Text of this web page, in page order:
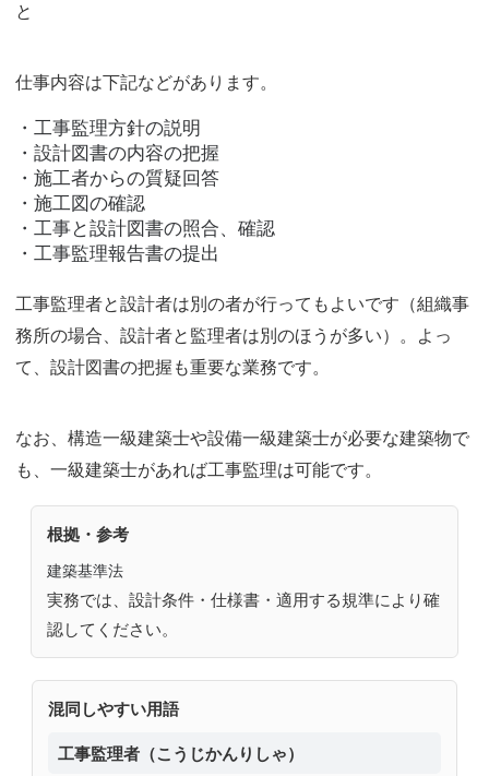
と
仕事内容は下記などがあります。
・工事監理方針の説明
・設計図書の内容の把握
・施工者からの質疑回答
・施工図の確認
・工事と設計図書の照合、確認
・工事監理報告書の提出
工事監理者と設計者は別の者が行ってもよいです（組織事
務所の場合、設計者と監理者は別のほうが多い）。よっ
て、設計図書の把握も重要な業務です。
なお、構造一級建築士や設備一級建築士が必要な建築物で
も、一級建築士があれば工事監理は可能です。
根拠・参考
建築基準法
実務では、設計条件・仕様書・適用する規準により確
認してください。
混同しやすい用語
工事監理者（こうじかんりしゃ）